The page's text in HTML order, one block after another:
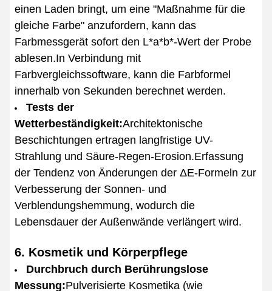
einen Laden bringt, um eine "Maßnahme für die
gleiche Farbe" anzufordern, kann das
Farbmessgerät sofort den L*a*b*-Wert der Probe
ablesen.In Verbindung mit
Farbvergleichssoftware, kann die Farbformel
innerhalb von Sekunden berechnet werden.
Tests der
Wetterbeständigkeit:Architektonische
Beschichtungen ertragen langfristige UV-
Strahlung und Säure-Regen-Erosion.Erfassung
der Tendenz von Änderungen der ΔE-Formeln zur
Verbesserung der Sonnen- und
Verblendungshemmung, wodurch die
Lebensdauer der Außenwände verlängert wird.
6. Kosmetik und Körperpflege
Durchbruch durch Berührungslose
Messung:Pulverisierte Kosmetika (wie